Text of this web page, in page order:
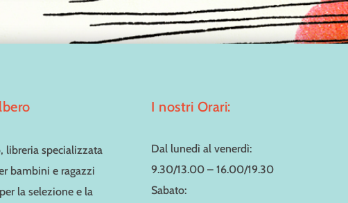
libreria specializzata
bambini e ragazzi
la selezione e la
I nostri Orari:
Dal lunedì al venerdì:
9.30/13.00 – 16.00/19.30
Sabato: